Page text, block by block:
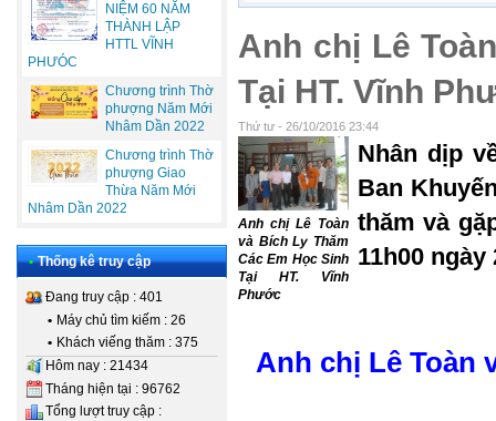
NIỆM 60 NĂM
THÀNH LẬP
HTTL VĨNH
PHƯÓC
Chương trình Thờ
phượng Năm Mới
Nhâm Dần 2022
Chương trình Thờ
phượng Giao
Thừa Năm Mới
Nhâm Dần 2022
• Thống kê truy cập
Đang truy cập : 401
• Máy chủ tìm kiếm : 26
• Khách viếng thăm : 375
Hôm nay : 21434
Tháng hiện tại : 96762
Tổng lượt truy cập :
Anh chị Lê
Tại HT. Vĩnh
Thứ tư - 26/10/2016 23:44
Anh chị Lê Toàn
và Bích Ly Thăm
Các Em Học Sinh
Tại HT. Vĩnh
Phước
Nhân dịp
Ban
thăm và
11h00
Anh chị Lê Toàn